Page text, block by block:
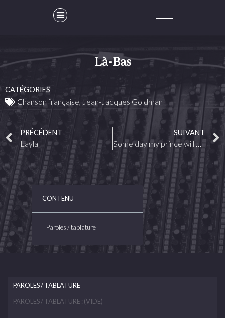
Là-Bas
CATÉGORIES
Chanson française, Jean-Jacques Goldman
PRÉCÉDENT
Layla
SUIVANT
Some day my prince will come
CONTENU
Paroles / tablature
PAROLES / TABLATURE
PAROLES / TABLATURE : (VIDE)